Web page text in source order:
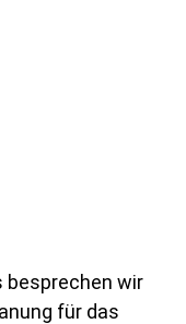
besprechen wir
für das